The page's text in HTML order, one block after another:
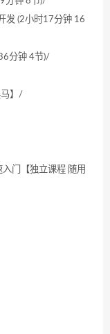
发 (2小时17分钟 16
分钟 4节)/
】/
门【独立课程 随用